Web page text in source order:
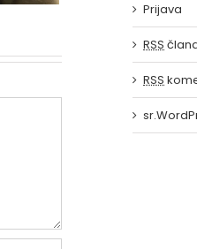
Prijava
RSS
RSS